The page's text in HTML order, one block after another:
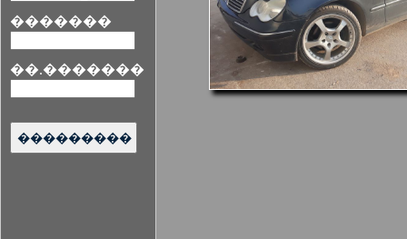
�������
��.�������